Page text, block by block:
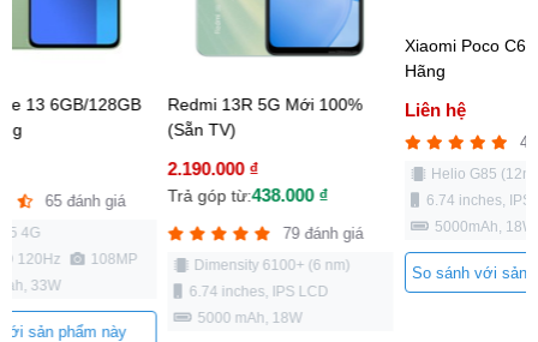
13 6GB/128GB
65 đánh giá
4G
120Hz
108MP
33W
sản phẩm này
Redmi 13R 5G Mới 100%
(Sẵn TV)
2.190.000 ₫
Trả góp từ:438.000 ₫
79 đánh giá
Dimensity 6100+ (6 nm)
6.74 inches, IPS LCD
5000 mAh, 18W
Xiaomi Poco
Hãng
Liên hệ
Helio G85
6.74 inches, IPS
5000mAh, 18W
So sánh với sản